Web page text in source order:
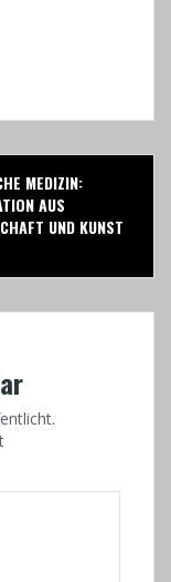
MEDIZIN:
AUS
UND KUNST